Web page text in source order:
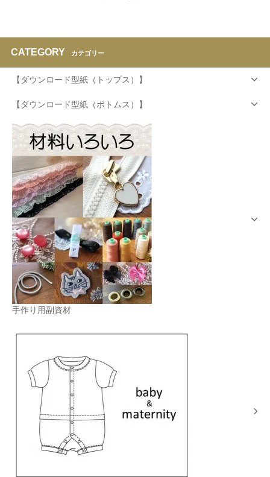
CATEGORY カテゴリー
【ダウンロード型紙（トップス）】
【ダウンロード型紙（ボトムス）】
手作り用副資材